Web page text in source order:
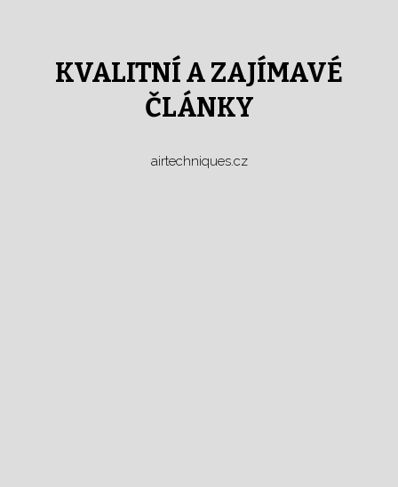
KVALITNÍ A ZAJÍMAVÉ
ČLÁNKY
airtechniques.cz